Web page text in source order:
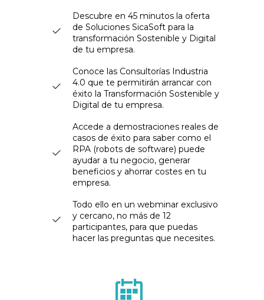
Descubre en 45 minutos la oferta
de Soluciones SicaSoft para la
transformación Sostenible y Digital
de tu empresa.
Conoce las Consultorías Industria
4.0 que te permitirán arrancar con
éxito la Transformación Sostenible y
Digital de tu empresa.
Accede a demostraciones reales de
casos de éxito para saber como el
RPA (robots de software) puede
ayudar a tu negocio, generar
beneficios y ahorrar costes en tu
empresa.
Todo ello en un webminar exclusivo
y cercano, no más de 12
participantes, para que puedas
hacer las preguntas que necesites.